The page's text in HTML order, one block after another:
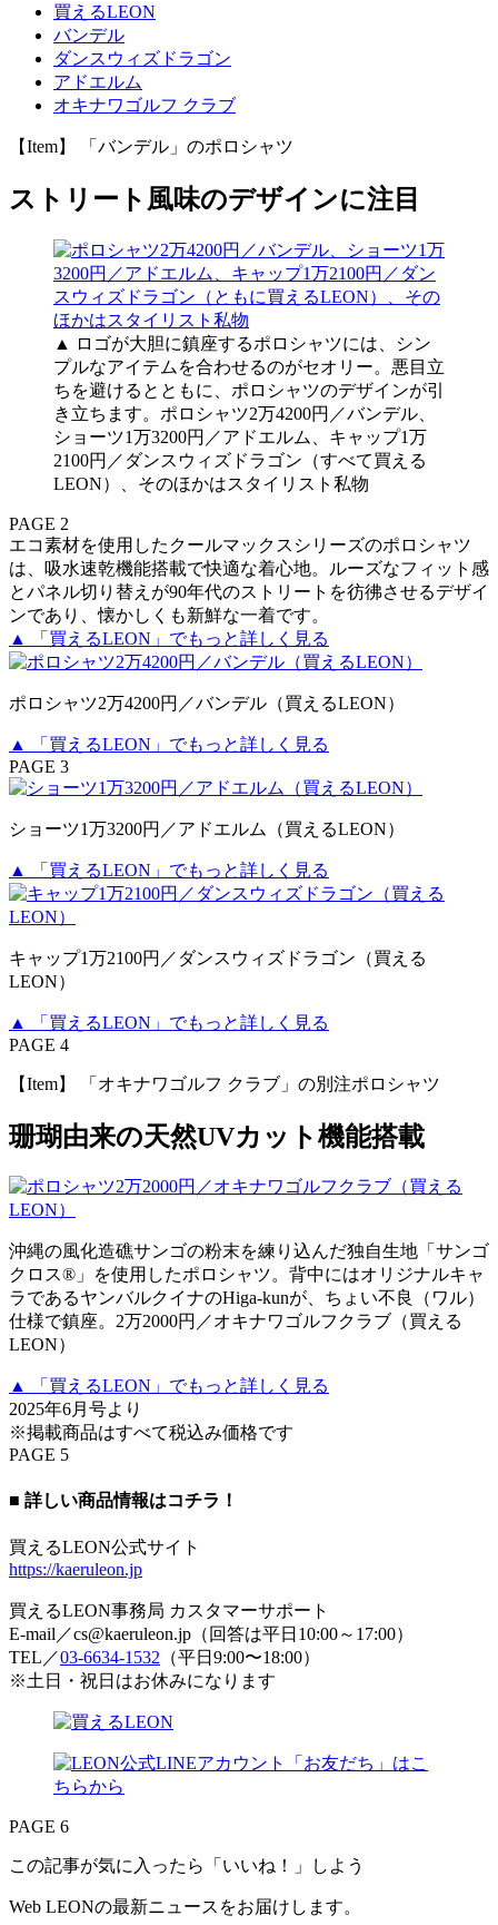
買えるLEON
バンデル
ダンスウィズドラゴン
アドエルム
オキナワゴルフ クラブ
【Item】 「バンデル」のポロシャツ
ストリート風味のデザインに注目
▲ ロゴが大胆に鎮座するポロシャツには、シン
プルなアイテムを合わせるのがセオリー。悪目立
ちを避けるとともに、ポロシャツのデザインが引
き立ちます。ポロシャツ2万4200円／バンデル、
ショーツ1万3200円／アドエルム、キャップ1万
2100円／ダンスウィズドラゴン（すべて買える
LEON）、そのほかはスタイリスト私物
PAGE 2
エコ素材を使用したクールマックスシリーズのポロシャツ
は、吸水速乾機能搭載で快適な着心地。ルーズなフィット感
とパネル切り替えが90年代のストリートを彷彿させるデザイ
ンであり、懐かしくも新鮮な一着です。
▲ 「買えるLEON」でもっと詳しく見る
ポロシャツ2万4200円／バンデル（買えるLEON）
▲ 「買えるLEON」でもっと詳しく見る
PAGE 3
ショーツ1万3200円／アドエルム（買えるLEON）
▲ 「買えるLEON」でもっと詳しく見る
キャップ1万2100円／ダンスウィズドラゴン（買える
LEON）
▲ 「買えるLEON」でもっと詳しく見る
PAGE 4
【Item】 「オキナワゴルフ クラブ」の別注ポロシャツ
珊瑚由来の天然UVカット機能搭載
沖縄の風化造礁サンゴの粉末を練り込んだ独自生地「サンゴ
クロス®」を使用したポロシャツ。背中にはオリジナルキャ
ラであるヤンバルクイナのHiga-kunが、ちょい不良（ワル）
仕様で鎮座。2万2000円／オキナワゴルフクラブ（買える
LEON）
▲ 「買えるLEON」でもっと詳しく見る
2025年6月号より
※掲載商品はすべて税込み価格です
PAGE 5
■ 詳しい商品情報はコチラ！
買えるLEON公式サイト
https://kaeruleon.jp
買えるLEON事務局 カスタマーサポート
E-mail／cs@kaeruleon.jp（回答は平日10:00～17:00）
TEL／03-6634-1532 （平日9:00〜18:00）
※土日・祝日はお休みになります
PAGE 6
この記事が気に入ったら「いいね！」しよう
Web LEONの最新ニュースをお届けします。